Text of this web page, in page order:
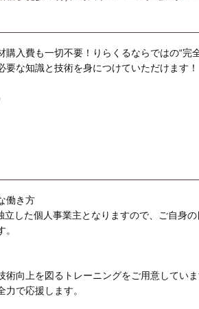
購入費も一切不要！りらくるならではの“完
な知識と技術を身につけていただけます！
働き方
した個人事業主となりますので、ご自身
向上を図るトレーニングをご用意してい
で応援します。